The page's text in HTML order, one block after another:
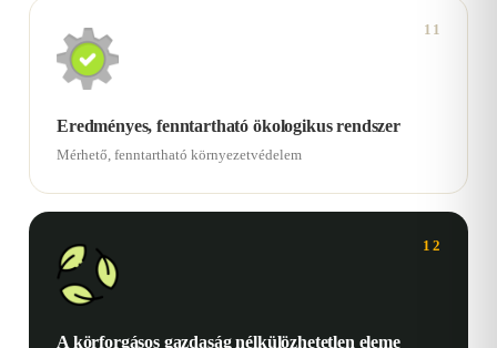
11
Eredményes, fenntartható ökologikus rendszer
Mérhető, fenntartható környezetvédelem
12
A körforgásos gazdaság nélkülözhetetlen eleme